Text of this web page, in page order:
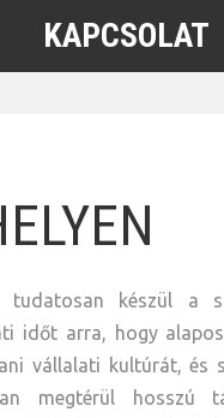
KAPCSOLAT
készül a
időt arra, hogy
vállalati kultúrát, és
megtérül